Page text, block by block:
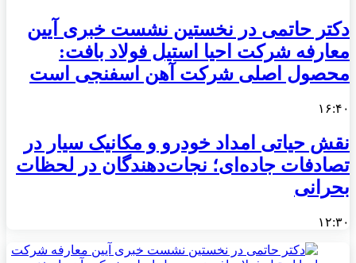
دکتر حاتمی در نخستین نشست خبری آیین
معارفه شرکت احیا استیل فولاد بافت:
محصول اصلی شرکت آهن اسفنجی است
۱۶:۴۰
نقش حیاتی امداد خودرو و مکانیک سیار در
تصادفات جاده‌ای؛ نجات‌دهندگان در لحظات
بحرانی
۱۲:۳۰